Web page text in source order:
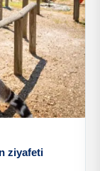
ziyafeti